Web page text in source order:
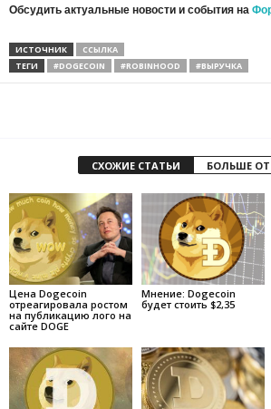
Обсудить актуальные новости и события на
ИСТОЧНИК
ССЫЛКА
ТЕГИ
#DOGECOIN #ROBINHOOD #ВЫРУЧКА
СХОЖИЕ СТАТЬИ БОЛЬШЕ
Цена Dogecoin
отреагировала ростом
на публикацию лого на
сайте DOGE
Мнение: Dogecoin
будет стоить $2,35